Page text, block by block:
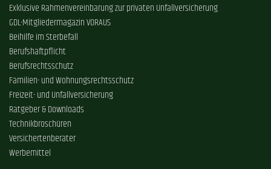
Exklusive Rahmenvereinbarung zur privaten Unfallversicherung
GDL-Mitgliedermagazin VORAUS
Beihilfe im Sterbefall
Berufshaftpflicht
Berufsrechtsschutz
Familien- und Wohnungsrechtsschutz
Freizeit- und Unfallversicherung
Ratgeber & Downloads
Technikbroschüren
Versichertenberater
Werbemittel